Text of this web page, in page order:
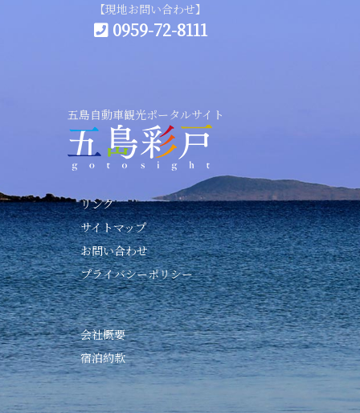
【現地お問い合わせ】
0959-72-8111
五島自動車観光ポータルサイト
リンク
サイトマップ
お問い合わせ
プライバシーポリシー
会社概要
宿泊約款